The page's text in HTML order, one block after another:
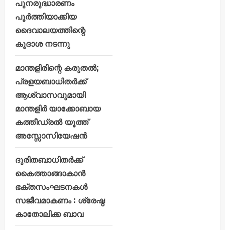
പുനരുദ്ധാരണം
പൂർത്തിയാക്കിയ
ദൈവാലയത്തിന്റെ
കൂദാശ നടന്നു
മാന്തളിരിന്റെ കരുതൽ;
പ്രളയബാധിതർക്ക്
ആശ്വാസവുമായി
മാന്തളിർ യാക്കോബായ
കത്തീഡ്രൽ യൂത്ത്
അസ്സോസിയേഷൻ
ദുരിതബാധിതർക്ക്
കൈത്താങ്ങാകാൻ
ഭക്തസംഘടനകൾ
സജീവമാകണം : ശ്രേഷ്ഠ
കാതോലിക്ക ബാവ